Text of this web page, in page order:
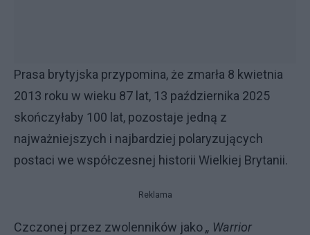
Prasa brytyjska przypomina, że zmarła 8 kwietnia
2013 roku w wieku 87 lat, 13 października 2025
skończyłaby 100 lat, pozostaje jedną z
najważniejszych i najbardziej polaryzujących
postaci we współczesnej historii Wielkiej Brytanii.
Reklama
Czczonej przez zwolenników jako„ Warrior